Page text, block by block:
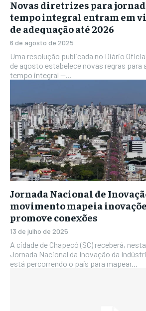
Novas diretrizes para
tempo integral entram em
de adequação até 2026
6 de agosto de 2025
Uma resolução publicada no Diário
de agosto estabelece novas regras para
tempo integral —...
Jornada Nacional de
movimento mapeia
promove conexões
13 de julho de 2025
A cidade de Chapecó (SC) receberá,
Jornada Nacional da Inovação da
está percorrendo o país para mapear...